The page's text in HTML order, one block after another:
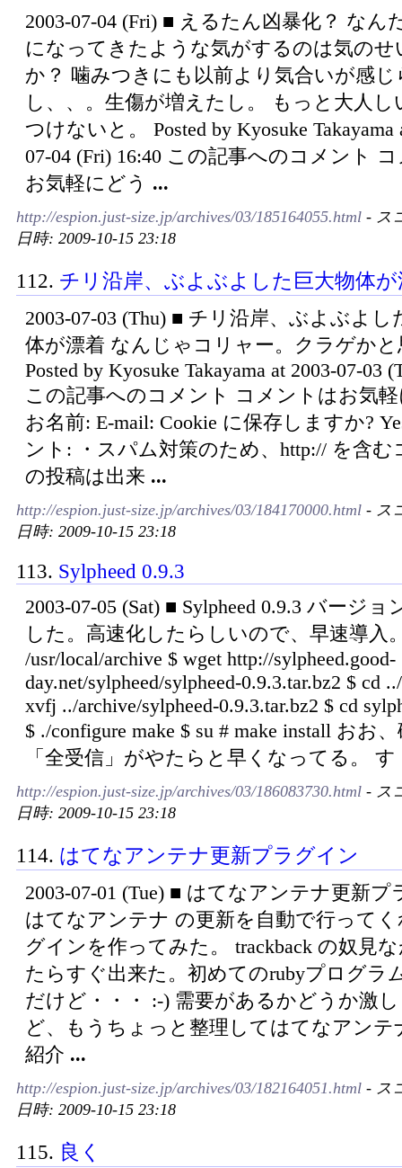
2003-07-04 (Fri) ■ えるたん凶暴化？ なん
になってきたような気がするのは気のせ
か？ 噛みつきにも以前より気合いが感じ
し、、。生傷が増えたし。 もっと大人し
つけないと。 Posted by Kyosuke Takayama
07-04 (Fri) 16:40 この記事へのコメント
お気軽にどう ...
http://espion.just-size.jp/archives/03/185164055.html - ス
日時: 2009-10-15 23:18
112. チリ沿岸、ぶよぶよした巨大物体が
2003-07-03 (Thu) ■ チリ沿岸、ぶよぶよし
体が漂着 なんじゃコリャー。クラゲか
Posted by Kyosuke Takayama at 2003-07-03
この記事へのコメント コメントはお気
お名前: E-mail: Cookie に保存しますか?
ント: ・スパム対策のため、http:// を含む
の投稿は出来 ...
http://espion.just-size.jp/archives/03/184170000.html - ス
日時: 2009-10-15 23:18
113. Sylpheed 0.9.3
2003-07-05 (Sat) ■ Sylpheed 0.9.3 バージョ
した。高速化したらしいので、早速導入
/usr/local/archive $ wget http://sylpheed.good-
day.net/sylpheed/sylpheed-0.9.3.tar.bz2 $ cd
xvfj ../archive/sylpheed-0.9.3.tar.bz2 $ cd
$ ./configure make $ su # make install おお
「全受信」がやたらと早くなってる。 す
http://espion.just-size.jp/archives/03/186083730.html - ス
日時: 2009-10-15 23:18
114. はてなアンテナ更新プラグイン
2003-07-01 (Tue) ■ はてなアンテナ更新プ
はてなアンテナ の更新を自動で行って
グインを作ってみた。 trackback の奴見
たらすぐ出来た。初めてのrubyプログラ
だけど・・・ :-) 需要があるかどうか激
ど、もうちょっと整理してはてなアンテ
紹介 ...
http://espion.just-size.jp/archives/03/182164051.html - ス
日時: 2009-10-15 23:18
115. 良く